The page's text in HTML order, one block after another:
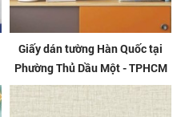
Giấy dán tường Hàn Quốc tại
Phường Thủ Dầu Một - TPHCM